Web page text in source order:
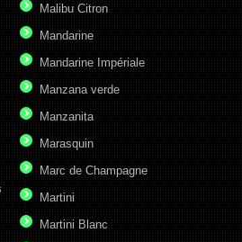
Malibu Citron
Mandarine
Mandarine Impériale
Manzana verde
Manzanita
Marasquin
Marc de Champagne
Martini
Martini Blanc